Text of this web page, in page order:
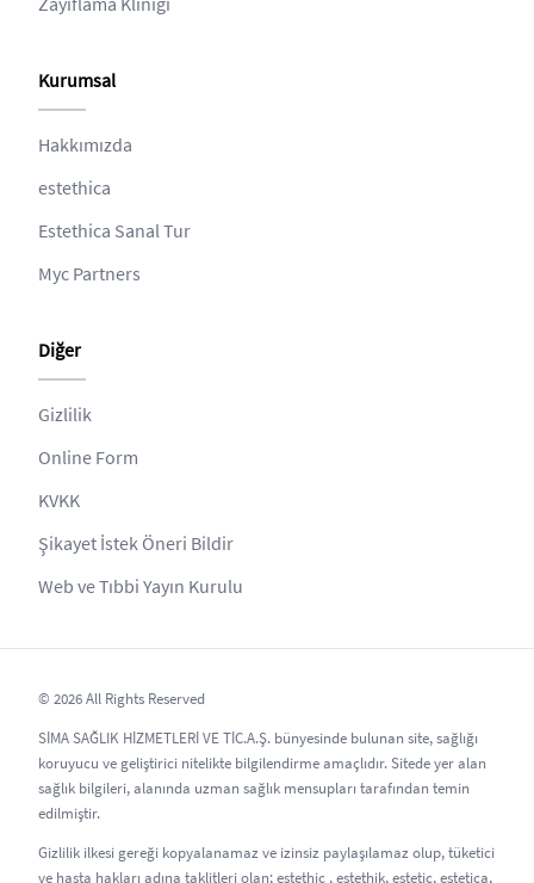
Kurumsal
Hakkımızda
estethica
Estethica Sanal Tur
Myc Partners
Diğer
Gizlilik
Online Form
KVKK
Şikayet İstek Öneri Bildir
Web ve Tıbbi Yayın Kurulu
© 2026 All Rights Reserved
SİMA SAĞLIK HİZMETLERİ VE TİC.A.Ş. bünyesinde bulunan site, sağlığı
koruyucu ve geliştirici nitelikte bilgilendirme amaçlıdır. Sitede yer alan
sağlık bilgileri, alanında uzman sağlık mensupları tarafından temin
edilmiştir.
Gizlilik ilkesi gereği kopyalanamaz ve izinsiz paylaşılamaz olup, tüketici
ve hasta hakları adına taklitleri olan; estethic , estethik, estetic, estetica,